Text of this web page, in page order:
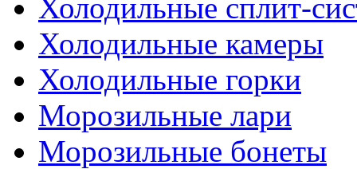
Холодильные сплит-
Холодильные камеры
Холодильные горки
Морозильные лари
Морозильные бонеты